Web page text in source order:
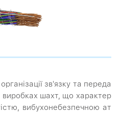
зв'язку та переда
виробках шахт, що характер
вибухонебезпечною ат